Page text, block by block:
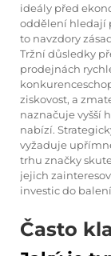
ideály před
oddělení hledají
to navzdory
Tržní důsledky
prodejnách
ziskovost, a
naznačuje vyšší
nabízí.
vyžaduje
trhu značky
jejich
investic do
Často